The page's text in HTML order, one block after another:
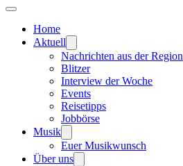
Home
Aktuell
Nachrichten aus der Region
Blitzer
Interview der Woche
Events
Reisetipps
Jobbörse
Musik
Euer Musikwunsch
Über uns